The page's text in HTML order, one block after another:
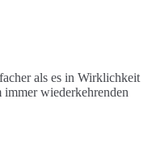
als es in Wirklichkeit
immer wiederkehrenden